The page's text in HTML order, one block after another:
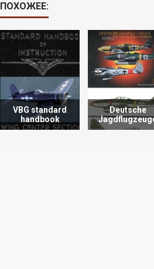
ПОХОЖЕЕ:
VBG standard
handbook
Deutsche